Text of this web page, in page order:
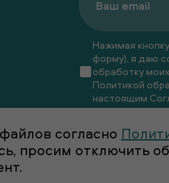
Нажимая
форму), я даю
обработку
Политикой
настоящим
согласно
просим отключить